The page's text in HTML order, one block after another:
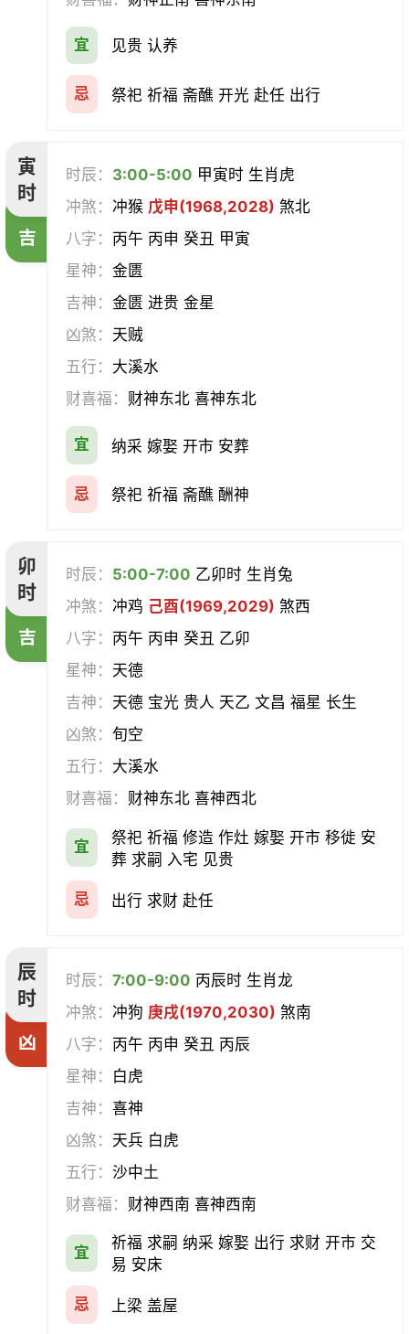
会亲友
入学
断蚁 归岫 修坟
除服 移柩
宜 见贵 认养
忌 祭祀 祈福 斋醮 开光 赴任 出行
寅
时
吉
时辰： 3:00-5:00 甲寅时 生肖虎
冲煞：冲猴 戊申(1968,2028) 煞北
八字： 丙午 丙申 癸丑 甲寅
星神：金匮
吉神：金匮 进贵 金星
凶煞： 天贼
五行： 大溪水
财喜福： 财神东北 喜神东北
宜 纳采 嫁娶 开市 安葬
忌 祭祀 祈福 斋醮 酬神
卯
时
吉
时辰： 5:00-7:00 乙卯时 生肖兔
冲煞：冲鸡 己酉(1969,2029) 煞西
八字： 丙午 丙申 癸丑 乙卯
星神： 天德
吉神： 天德 宝光 贵人 天乙 文昌 福星 长生
凶煞：旬空
五行： 大溪水
财喜福： 财神东北 喜神西北
宜
祭祀 祈福 修造 作灶 嫁娶 开市 移徙 安
葬 求嗣 入宅 见贵
忌 出行 求财 赴任
辰
时
凶
时辰：7:00-9:00 丙辰时 生肖龙
冲煞：冲狗 庚戌(1970,2030) 煞南
八字： 丙午 丙申 癸丑 丙辰
星神： 白虎
吉神：喜神
凶煞： 天兵 白虎
五行：沙中土
财喜福： 财神西南 喜神西南
宜
祈福 求嗣 纳采 嫁娶 出行 求财 开市 交
易 安床
忌 上梁 盖屋